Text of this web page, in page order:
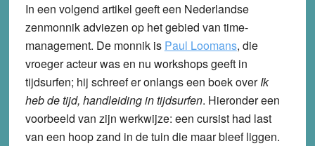
In een volgend artikel geeft een Nederlandse
zenmonnik adviezen op het gebied van time-
management. De monnik is Paul Loomans, die
vroeger acteur was en nu workshops geeft in
tijdsurfen; hij schreef er onlangs een boek overIk
heb de tijd, handleiding in tijdsurfen. Hieronder een
voorbeeld van zijn werkwijze: een cursist had last
van een hoop zand in de tuin die maar bleef liggen.